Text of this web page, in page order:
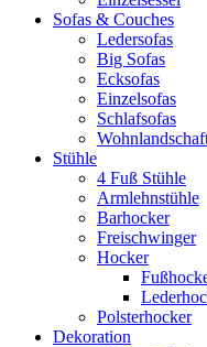
Sofas & Couches
Ledersofas
Big Sofas
Ecksofas
Einzelsofas
Schlafsofas
Stühle
4 Fuß Stühle
Armlehnstühle
Barhocker
Freischwinger
Hocker
Polsterhocker
Dekoration